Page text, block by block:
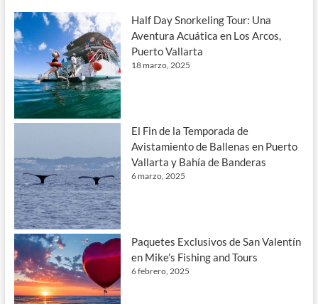
Half Day Snorkeling Tour: Una
Aventura Acuática en Los Arcos,
Puerto Vallarta
18 marzo, 2025
El Fin de la Temporada de
Avistamiento de Ballenas en Puerto
Vallarta y Bahía de Banderas
6 marzo, 2025
Paquetes Exclusivos de San Valentín
en Mike’s Fishing and Tours
6 febrero, 2025